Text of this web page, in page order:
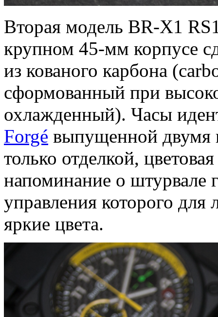
Вторая модель BR-X1
крупном 45-мм корпусе
из кованого карбона
сформованный при
охлажденный). Часы
Forgé выпущенной двумя
только отделкой,
напоминание о штурвале
управления которого
яркие цвета.